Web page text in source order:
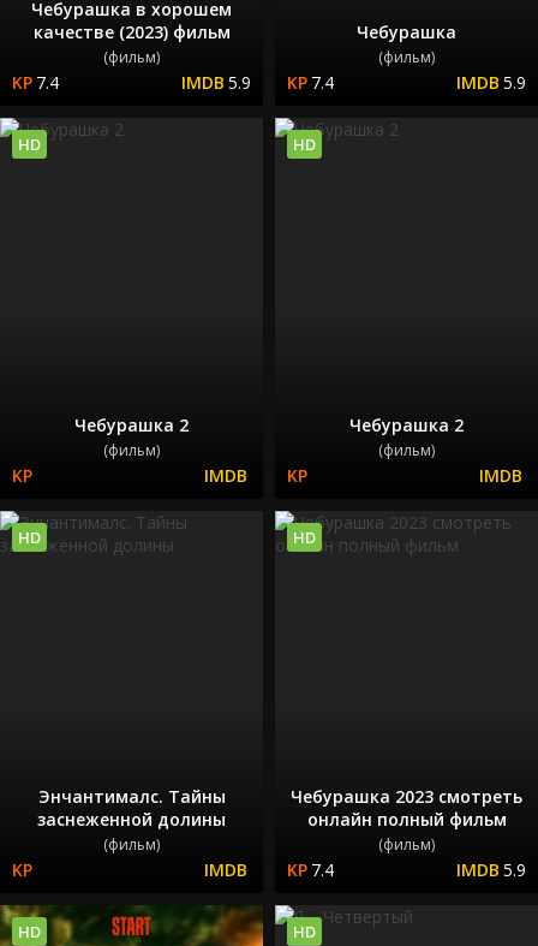
Чебурашка в хорошем
качестве (2023) фильм
(фильм)
7.4 5.9
Чебурашка
(фильм)
7.4 5.9
Чебурашка 2
(фильм)
HD
Чебурашка 2
(фильм)
HD
Энчантималс. Тайны
заснеженной долины
(фильм)
HD
Чебурашка 2023 смотреть
онлайн полный фильм
(фильм)
7.4 5.9
HD
HD HD